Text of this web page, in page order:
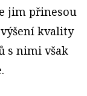
jim přinesou
kvality
s nimi však